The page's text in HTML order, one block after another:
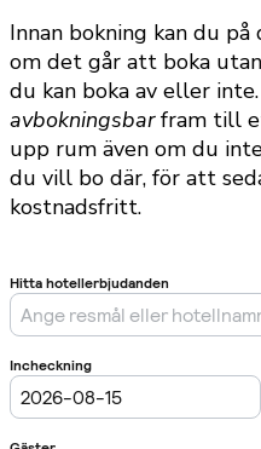
Innan bokning kan du
om det går att boka
du kan boka av eller
avbokningsbarfram till
upp rum även om du
du vill bo där, för att
kostnadsfritt.